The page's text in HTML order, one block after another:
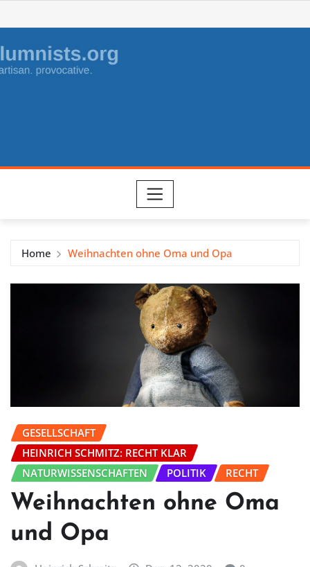
to
content
Home Weihnachten ohne Oma und Opa
GESELLSCHAFT
HEINRICH SCHMITZ: RECHT KLAR
NATURWISSENSCHAFTEN
POLITIK RECHT
Weihnachten ohne Oma
und Opa